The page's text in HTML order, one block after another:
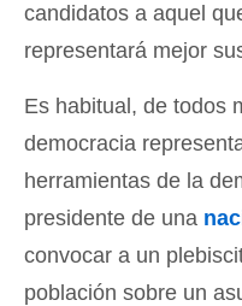
candidatos a aquel
representará mejor
Es habitual, de todos
democracia
herramientas de la
presidente de una
convocar a un
población sobre un